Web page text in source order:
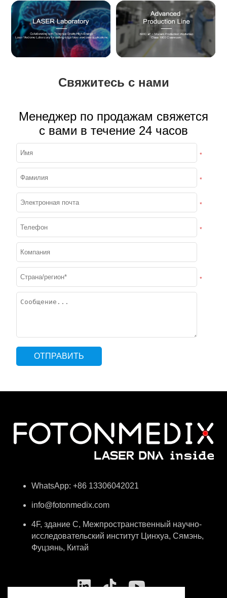
Свяжитесь с нами
Менеджер по продажам свяжется
с вами в течение 24 часов
*
*
*
*
*
WhatsApp: +86 13306042021
info@fotonmedix.com
4F, здание C, Межпространственный научно-
исследовательский институт Цинхуа, Сямэнь,
Фуцзянь, Китай